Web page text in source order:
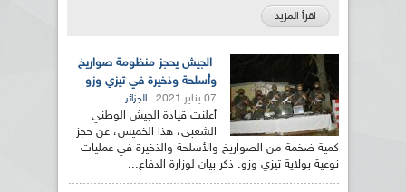
اقرأ المزيد
الجيش يحجز منظومة صواريخ
وأسلحة وذخيرة في تيزي وزو
07 يناير 2021 الجزائر
أعلنت قيادة الجيش الوطني
الشعبي، هذا الخميس، عن حجز
كمية ضخمة من الصواريخ والأسلحة والذخيرة في عمليات
نوعية بولاية تيزي وزو. ذكر بيان لوزارة الدفاع...